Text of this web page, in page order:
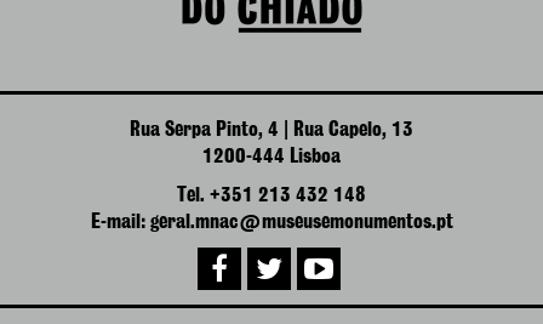
Rua Serpa Pinto, 4 | Rua Capelo, 13
1200-444 Lisboa
Tel. +351 213 432 148
E-mail: geral.mnac@museusemonumentos.pt